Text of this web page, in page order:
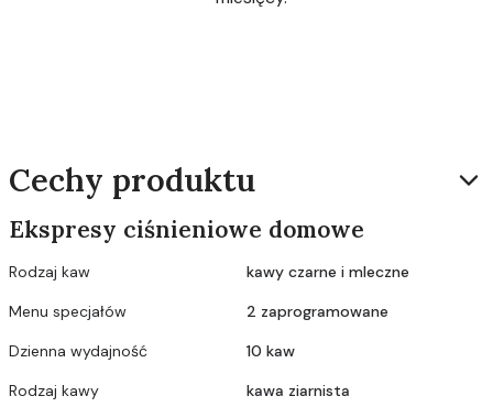
Cechy produktu
Ekspresy ciśnieniowe domowe
Rodzaj kaw
kawy czarne i mleczne
Menu specjałów
2 zaprogramowane
Dzienna wydajność
10 kaw
Rodzaj kawy
kawa ziarnista